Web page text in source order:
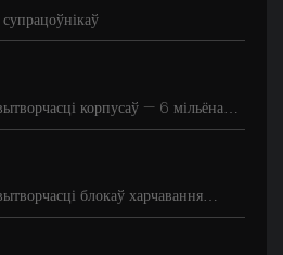
корпусаў — 6 мільёнаў
блокаў харчавання